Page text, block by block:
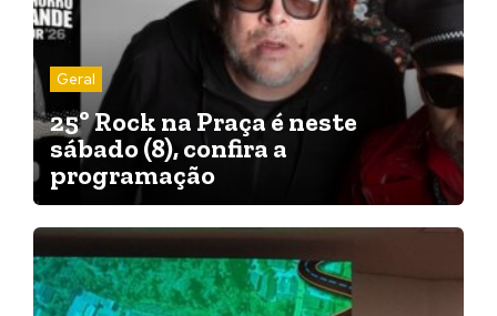
Geral
25º Rock na Praça é neste
sábado (8), confira a
programação